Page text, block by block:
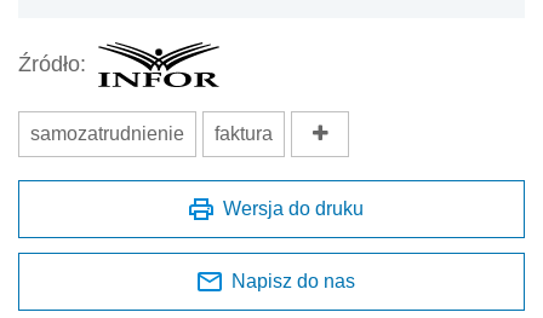
Źródło:
samozatrudnienie faktura
Wersja do druku
Napisz do nas